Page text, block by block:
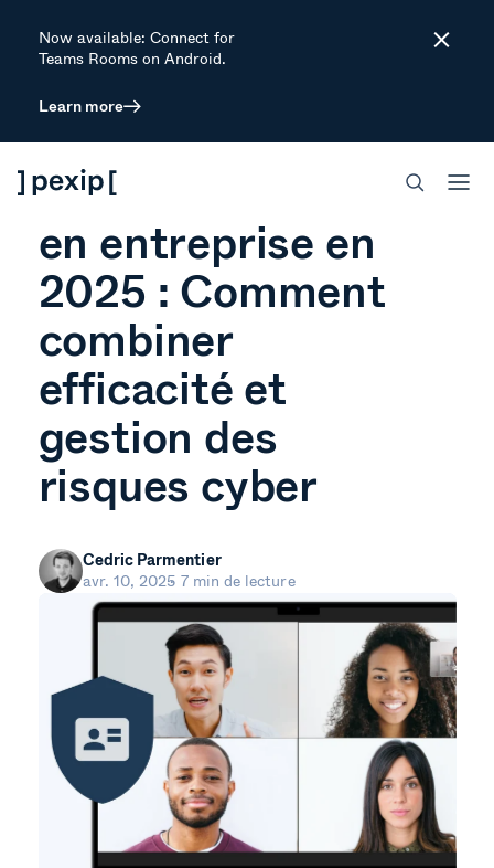
Now available: Connect for
Teams Rooms on Android.
Learn more
Close
ARTICLE
Visioconférence
en entreprise en
2025 : Comment
combiner
efficacité et
gestion des
risques cyber
Cedric Parmentier
avr. 10, 2025 7 min de lecture